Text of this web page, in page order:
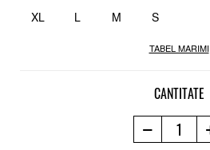
XL L M S
TABEL MARIMI
CANTITATE